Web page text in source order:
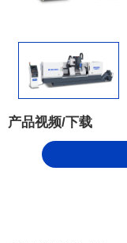
产品视频/下载